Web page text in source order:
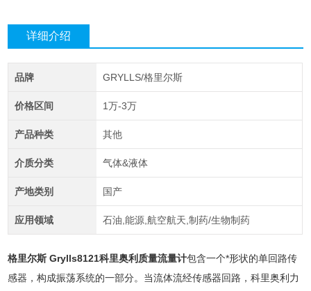
详细介绍
品牌 GRYLLS/格里尔斯
价格区间 1万-3万
产品种类 其他
介质分类 气体&液体
产地类别 国产
应用领域 石油,能源,航空航天,制药/生物制药
格里尔斯 Grylls8121科里奥利质量流量计包含一个*形状的单回路传
感器，构成振荡系统的一部分。当流体流经传感器回路，科里奥利力